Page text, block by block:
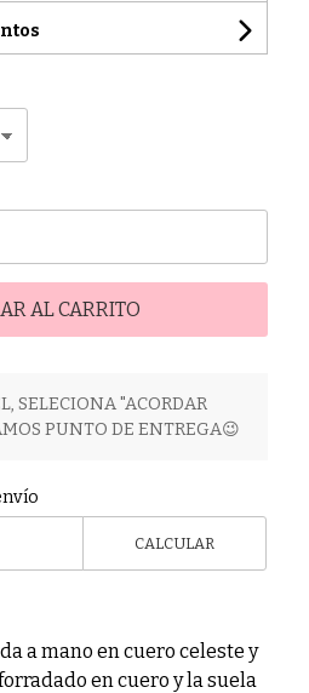
AL CARRITO
SELECIONA "ACORDAR
PUNTO DE ENTREGA😉
CALCULAR
a mano en cuero celeste y
en cuero y la suela